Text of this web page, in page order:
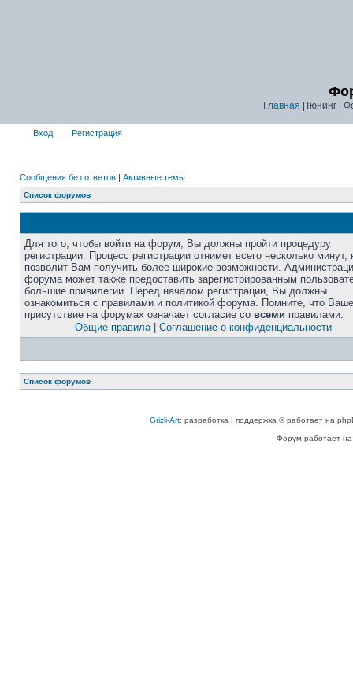
Главная |Тюнинг |
Вход Регистрация
Сообщения без ответов | Активные темы
Список форумов
Для того, чтобы войти на форум, Вы должны пройти процедуру
регистрации. Процесс регистрации отнимет всего несколько минут,
позволит Вам получить более широкие возможности.
форума может также предоставить зарегистрированным
большие привилегии. Перед началом регистрации, Вы должны
ознакомиться с правилами и политикой форума. Помните, что Ваше
присутствие на форумах означает согласие со всеми правилами.
Общие правила| Соглашение о конфиденциальности
Список форумов
Grizli-Art: разработка | поддержка © работает на
Форум работает